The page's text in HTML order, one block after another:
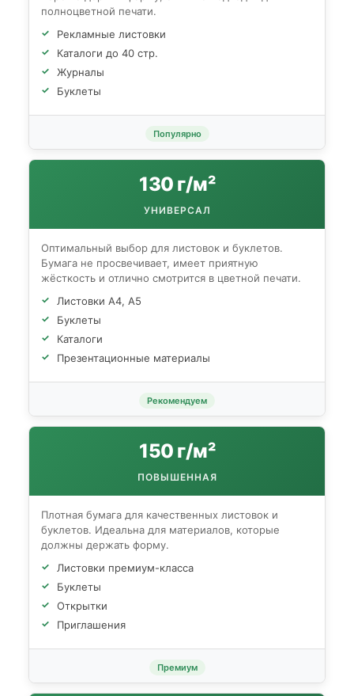
полноцветной печати.
Рекламные листовки
Каталоги до 40 стр.
Журналы
Буклеты
Популярно
130 г/м²
УНИВЕРСАЛ
Оптимальный выбор для листовок и буклетов.
Бумага не просвечивает, имеет приятную
жёсткость и отлично смотрится в цветной печати.
Листовки А4, А5
Буклеты
Каталоги
Презентационные материалы
Рекомендуем
150 г/м²
ПОВЫШЕННАЯ
Плотная бумага для качественных листовок и
буклетов. Идеальна для материалов, которые
должны держать форму.
Листовки премиум-класса
Буклеты
Открытки
Приглашения
Премиум